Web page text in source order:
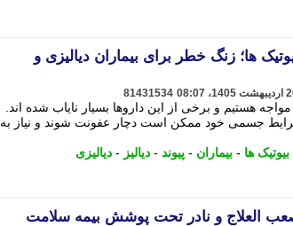
ها؛ زنگ خطر برای بیماران دیالیزی و
81431534
هستیم و برخی از این داروها بسیار نایاب شده اند.
شرایط جسمی خود ممکن است دچار عفونت شوند و نیاز به
بیوتیک ها - بیماران - پیوند - دیالیز - دیالیزی
صعب العلاج و نادر تحت پوشش بیمه سلامت